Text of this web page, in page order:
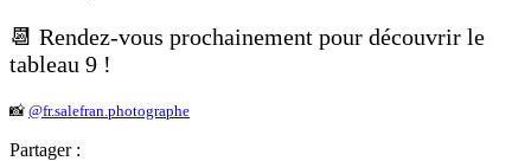
📆 Rendez-vous prochainement pour découvrir le
tableau 9 !
📸 @fr.salefran.photographe
Partager :